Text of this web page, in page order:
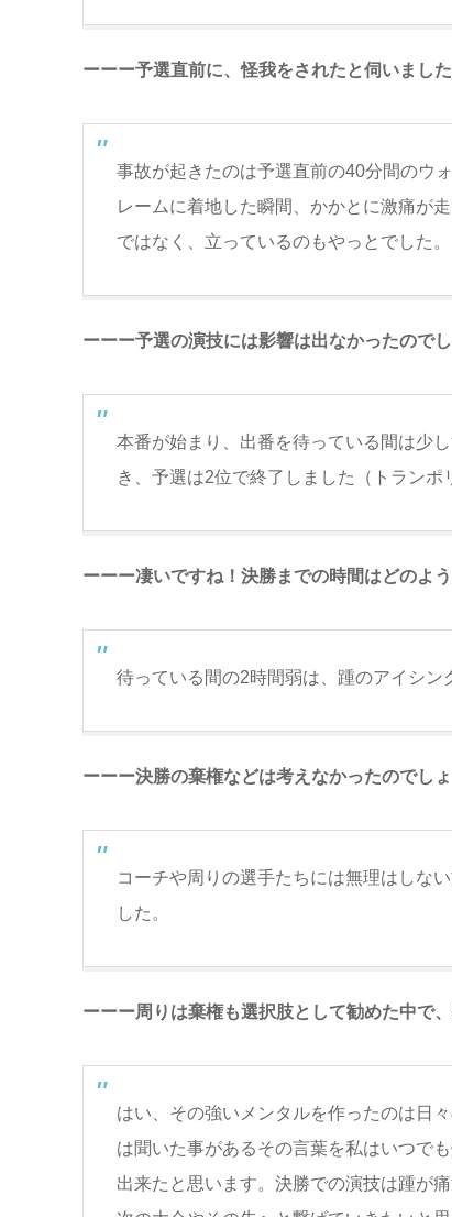
ーーー予選直前に、怪我をされたと伺いまし
事故が起きたのは予選直前の40分間のウ
レームに着地した瞬間、かかとに激痛が
ではなく、立っているのもやっとでした。
ーーー予選の演技には影響は出なかったので
本番が始まり、出番を待っている間は少
き、予選は2位で終了しました（トランポ
ーーー凄いですね！決勝までの時間はどのよ
待っている間の2時間弱は、踵のアイシン
ーーー決勝の棄権などは考えなかったのでし
コーチや周りの選手たちには無理はしな
した。
ーーー周りは棄権も選択肢として勧めた中で
はい、その強いメンタルを作ったのは日
は聞いた事があるその言葉を私はいつで
出来たと思います。決勝での演技は踵が